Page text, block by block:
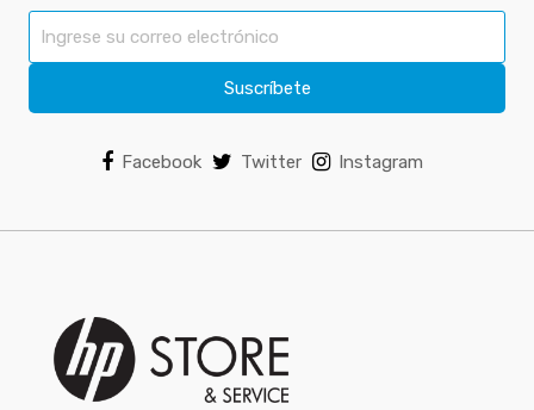
Suscríbete
Facebook Twitter Instagram